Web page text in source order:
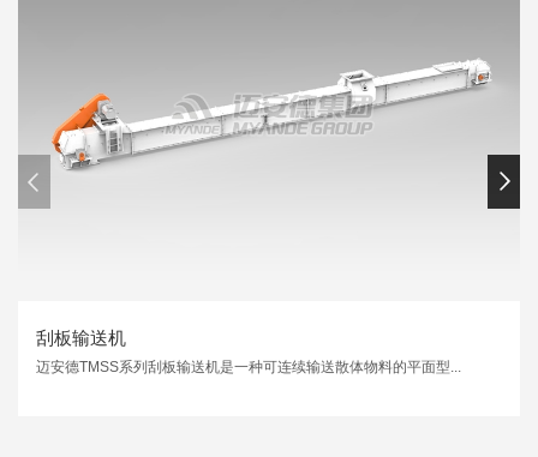
刮板输送机
迈安德TMSS系列刮板输送机是一种可连续输送散体物料的平面型...